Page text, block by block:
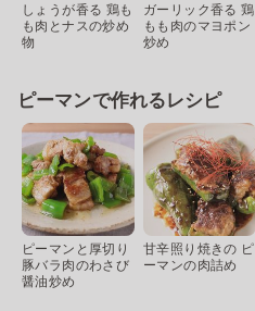
しょうが香る 鶏も
も肉とナスの炒め
物
ガーリック香る 鶏
もも肉のマヨポン
炒め
ピーマンで作れるレシピ
ピーマンと厚切り
豚バラ肉のわさび
醤油炒め
甘辛照り焼きの ピ
ーマンの肉詰め